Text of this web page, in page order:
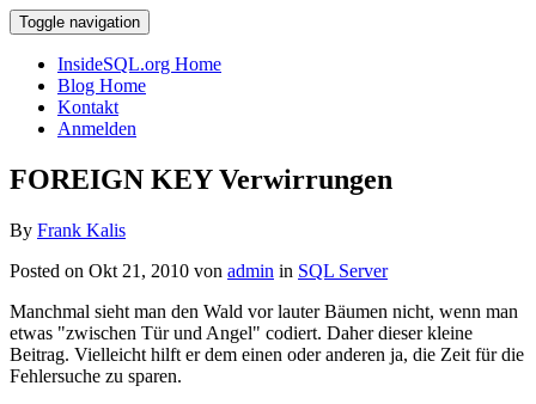
Toggle navigation
InsideSQL.org Home
Blog Home
Kontakt
Anmelden
FOREIGN KEY Verwirrungen
By Frank Kalis
Posted on Okt 21, 2010 von admin in SQL Server
Manchmal sieht man den Wald vor lauter Bäumen nicht, wenn man
etwas "zwischen Tür und Angel" codiert. Daher dieser kleine
Beitrag. Vielleicht hilft er dem einen oder anderen ja, die Zeit für die
Fehlersuche zu sparen.